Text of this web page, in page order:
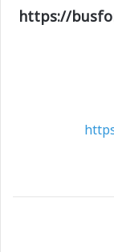
https://